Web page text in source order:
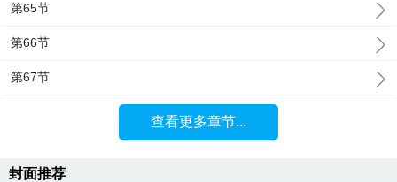
第65节
第66节
第67节
查看更多章节...
封面推荐